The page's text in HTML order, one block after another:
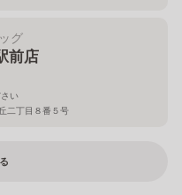
グ
前店
い
二丁目８番５号